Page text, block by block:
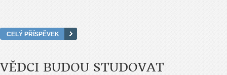
CELÝ PŘÍSPĚVEK
VĚDCI BUDOU STUDOVAT